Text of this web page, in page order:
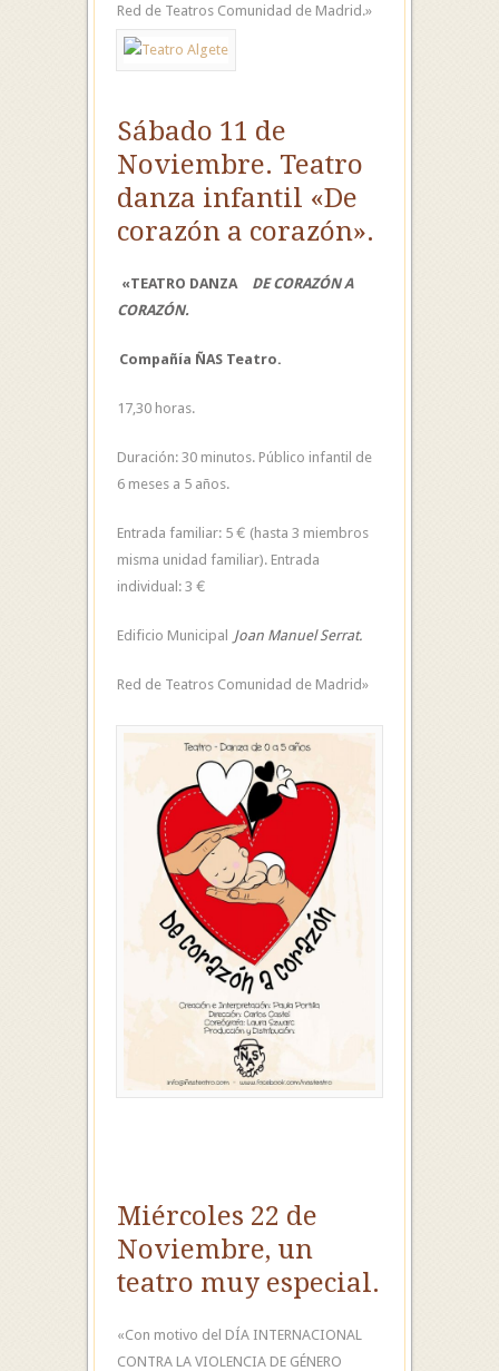
Red de Teatros Comunidad de Madrid.»
Sábado 11 de
Noviembre. Teatro
danza infantil «De
corazón a corazón».
«TEATRO DANZA
DE CORAZÓN A
CORAZÓN.
Compañía ÑAS Teatro.
17,30 horas.
Duración: 30 minutos. Público infantil de
6 meses a 5 años.
Entrada familiar: 5 € (hasta 3 miembros
misma unidad familiar). Entrada
individual: 3 €
Edificio Municipal Joan Manuel Serrat.
Red de Teatros Comunidad de Madrid»
Miércoles 22 de
Noviembre, un
teatro muy especial.
«Con motivo del DÍA INTERNACIONAL
CONTRA LA VIOLENCIA DE GÉNERO